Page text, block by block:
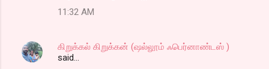
11:32 AM
கிறுக்கல் கிறுக்கன் (ஷல்லூம் ஃபெர்னாண்டஸ் )
said…